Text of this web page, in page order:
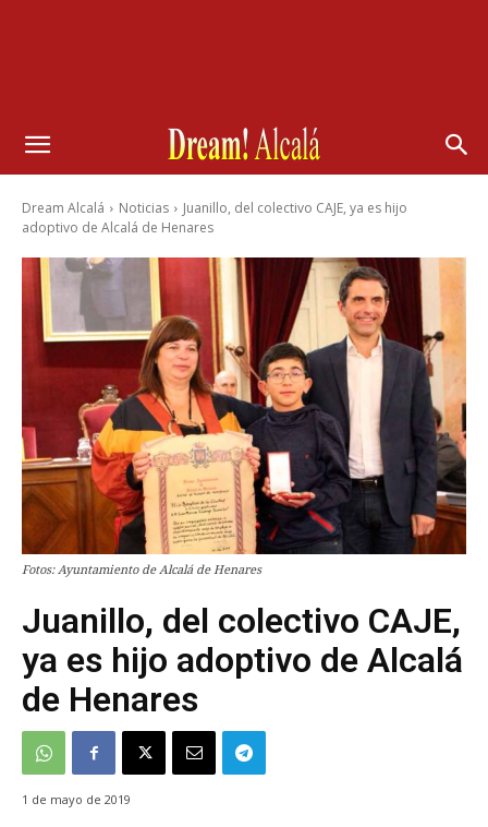
Dream Alcalá Noticias
Juanillo, del colectivo CAJE, ya es hijo
adoptivo de Alcalá de Henares
Fotos: Ayuntamiento de Alcalá de Henares
Juanillo, del colectivo CAJE,
ya es hijo adoptivo de Alcalá
de Henares
1 de mayo de 2019